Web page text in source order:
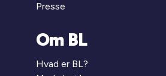
Presse
Om BL
Hvad er BL?